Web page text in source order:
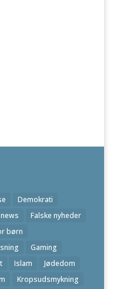
Demokrati
Falske nyheder
børn
Gaming
Islam
Jødedom
Kropsudsmykning